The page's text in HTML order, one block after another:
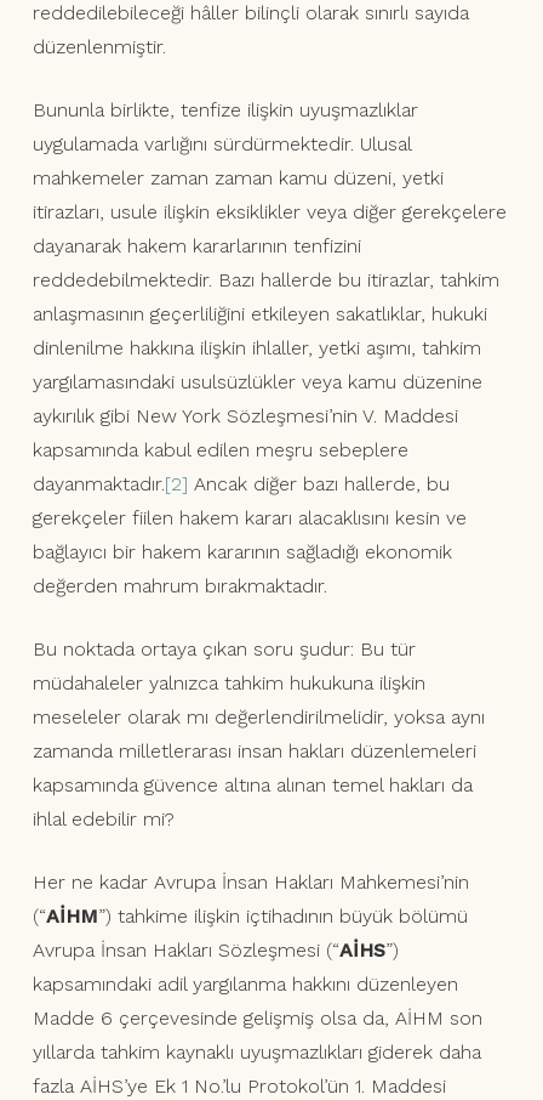
reddedilebileceği hâller bilinçli olarak sınırlı sayıda
düzenlenmiştir.
Bununla birlikte, tenfize ilişkin uyuşmazlıklar
uygulamada varlığını sürdürmektedir. Ulusal
mahkemeler zaman zaman kamu düzeni, yetki
itirazları, usule ilişkin eksiklikler veya diğer gerekçelere
dayanarak hakem kararlarının tenfizini
reddedebilmektedir. Bazı hallerde bu itirazlar, tahkim
anlaşmasının geçerliliğini etkileyen sakatlıklar, hukuki
dinlenilme hakkına ilişkin ihlaller, yetki aşımı, tahkim
yargılamasındaki usulsüzlükler veya kamu düzenine
aykırılık gibi New York Sözleşmesi’nin V. Maddesi
kapsamında kabul edilen meşru sebeplere
dayanmaktadır.[2] Ancak diğer bazı hallerde, bu
gerekçeler fiilen hakem kararı alacaklısını kesin ve
bağlayıcı bir hakem kararının sağladığı ekonomik
değerden mahrum bırakmaktadır.
Bu noktada ortaya çıkan soru şudur: Bu tür
müdahaleler yalnızca tahkim hukukuna ilişkin
meseleler olarak mı değerlendirilmelidir, yoksa aynı
zamanda milletlerarası insan hakları düzenlemeleri
kapsamında güvence altına alınan temel hakları da
ihlal edebilir mi?
Her ne kadar Avrupa İnsan Hakları Mahkemesi’nin
(“AİHM”) tahkime ilişkin içtihadının büyük bölümü
Avrupa İnsan Hakları Sözleşmesi (“AİHS”)
kapsamındaki adil yargılanma hakkını düzenleyen
Madde 6 çerçevesinde gelişmiş olsa da, AİHM son
yıllarda tahkim kaynaklı uyuşmazlıkları giderek daha
fazla AİHS’ye Ek 1 No.’lu Protokol’ün 1. Maddesi